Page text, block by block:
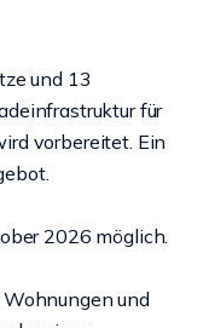
und 13
für
vorbereitet. Ein
2026 möglich.
und